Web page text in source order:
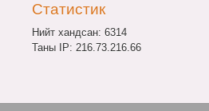
Статистик
Нийт хандсан: 6314
Таны IP: 216.73.216.66